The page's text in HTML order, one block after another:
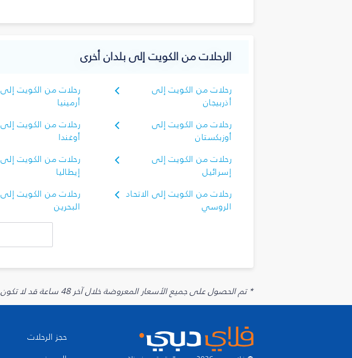
الرحلات من الكويت إلى بلدان أخرى
رحلات من الكويت إلى
أذربيجان
رحلات من الكويت إلى
أرمينيا
رحلات من الكويت إلى
أوزبكستان
رحلات من الكويت إلى
أوغندا
رحلات من الكويت إلى
إسرائيل
رحلات من الكويت إلى
إيطاليا
رحلات من الكويت إلى الاتحاد
الروسي
رحلات من الكويت إلى
البحرين
* تم الحصول على جميع الأسعار المعروضة خلال آخر 48 ساعة قد لا تكون متوفرة في وقت الحجز. قد يتم تطبيق رسوم إضافية على الإضافات الاختيارية.
حجز الرحلات